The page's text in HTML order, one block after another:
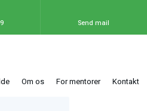
Om os For mentorer Kontakt
Send mail